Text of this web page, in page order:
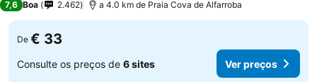
7,6 Boa 2.462 a 4.0 km de Praia Cova de Alfarroba
De € 33
Consulte os preços de 6 sites Ver preços